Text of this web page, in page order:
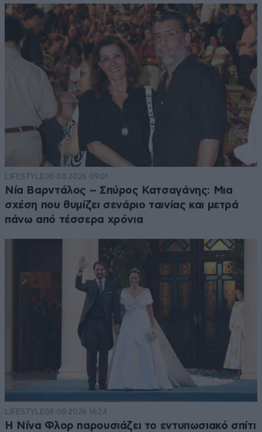
LIFESTYLE08·08·2026 09:01
Νία Βαρντάλος – Σπύρος Κατσαγάνης: Μια
σχέση που θυμίζει σενάριο ταινίας και μετρά
πάνω από τέσσερα χρόνια
LIFESTYLE08·08·2026 16:24
Η Νίνα Φλορ παρουσιάζει το εντυπωσιακό σπίτι